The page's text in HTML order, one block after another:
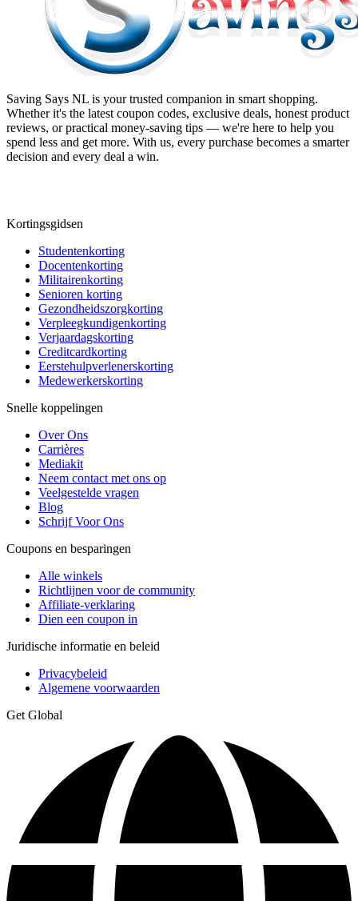
Saving Says NL is your trusted companion in smart shopping.
Whether it's the latest coupon codes, exclusive deals, honest product
reviews, or practical money-saving tips — we're here to help you
spend less and get more. With us, every purchase becomes a smarter
decision and every deal a win.
Kortingsgidsen
Studentenkorting
Docentenkorting
Militairenkorting
Senioren korting
Gezondheidszorgkorting
Verpleegkundigenkorting
Verjaardagskorting
Creditcardkorting
Eerstehulpverlenerskorting
Medewerkerskorting
Snelle koppelingen
Over Ons
Carrières
Mediakit
Neem contact met ons op
Veelgestelde vragen
Blog
Schrijf Voor Ons
Coupons en besparingen
Alle winkels
Richtlijnen voor de community
Affiliate-verklaring
Dien een coupon in
Juridische informatie en beleid
Privacybeleid
Algemene voorwaarden
Get Global